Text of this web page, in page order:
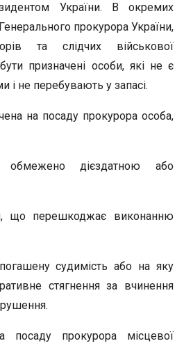
України. В окремих
прокурора України,
та слідчих військової
призначені особи, які не є
і не перебувають у запасі.
на посаду прокурора особа,
дієздатною або
що перешкоджає виконанню
судимість або на яку
стягнення за вчинення
посаду прокурора місцевої